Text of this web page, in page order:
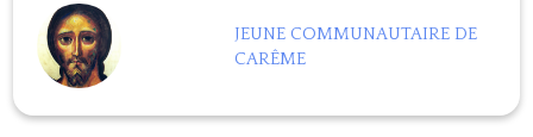
JEUNE COMMUNAUTAIRE DE
CARÊME